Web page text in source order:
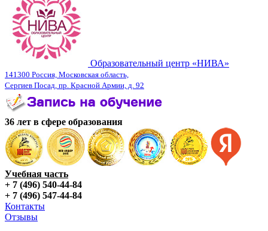
Образовательный центр «НИВА»
141300 Россия, Московская область,
Сергиев Посад, пр. Красной Армии, д. 92
36 лет в сфере образования
Учебная часть
+ 7 (496) 540-44-84
+ 7 (496) 547-44-84
Контакты
Отзывы